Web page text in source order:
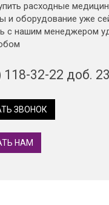
расходные
и оборудование уже
с нашим менеджером
118-32-22 доб.
ЗВОНОК
НАМ